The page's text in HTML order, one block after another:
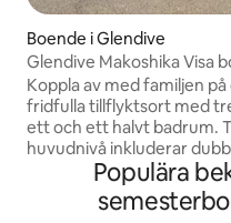
Boende i Glendive
Glendive Makoshika Visa
Koppla av med familjen
fridfulla tillflyktsort med
ett och ett halvt badrum.
huvudnivå inkluderar
ett som också erbjuder
Källaren har ett extra
utgångsfönster) med en
Populära